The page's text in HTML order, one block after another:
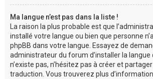
Ma langue n’est pas dans la liste !
La raison la plus probable est que
installé votre langue ou bien que personne
phpBB dans votre langue. Essayez de
administrateur du forum d’installer la langue
n’existe pas, n’hésitez pas à créer et
traduction. Vous trouverez plus